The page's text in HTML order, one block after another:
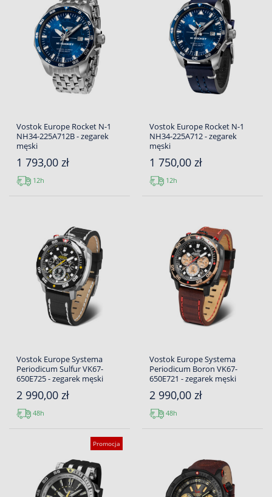
Vostok Europe Rocket N-1
NH34-225A712B - zegarek
męski
1 793,00 zł
12h
Vostok Europe Rocket N-1
NH34-225A712 - zegarek
męski
1 750,00 zł
12h
Vostok Europe Systema
Periodicum Sulfur VK67-
650E725 - zegarek męski
2 990,00 zł
48h
Vostok Europe Systema
Periodicum Boron VK67-
650E721 - zegarek męski
2 990,00 zł
48h
Promocja